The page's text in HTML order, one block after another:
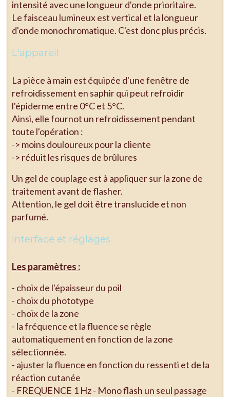
intensité avec une longueur d'onde prioritaire.
Le faisceau lumineux est vertical et la longueur
d'onde monochromatique. C'est donc plus précis.
L'appareil
La pièce à main est équipée d'une fenêtre de
refroidissement en saphir qui peut refroidir
l'épiderme entre 0°C et 5°C.
Ainsi, elle fournot un refroidissement pendant
toute l'opération :
-> moins douloureux pour la cliente
-> réduit les risques de brûlures
Un gel de couplage est à appliquer sur la zone de
traitement avant de flasher.
Attention, le gel doit être translucide et non
parfumé.
Interface et réglages
Les paramètres :
- choix de l'épaisseur du poil
- choix du phototype
- choix de la zone
- la fréquence et la fluence se règle
automatiquement en fonction de la zone
sélectionnée.
- ajuster la fluence en fonction du ressenti et de la
réaction cutanée
- FREQUENCE 1 Hz - Mono flash un seul passage